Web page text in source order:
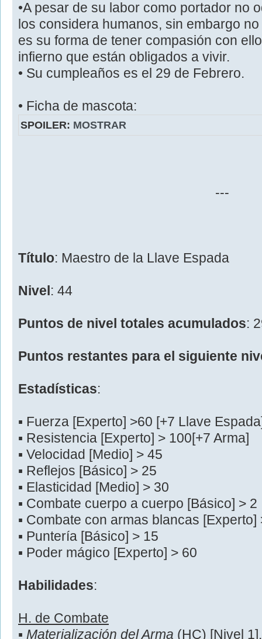
•A pesar de su labor como portador no
los considera humanos, sin embargo
es su forma de tener compasión con
infierno que están obligados a vivir.
• Su cumpleaños es el 29 de Febrero.
• Ficha de mascota:
SPOILER: MOSTRAR
---
Título: Maestro de la Llave Espada
Nivel : 44
Puntos de nivel totales acumulados:
Puntos restantes para el siguiente
Estadísticas:
▪ Fuerza [Experto] >60 [+7 Llave
▪ Resistencia [Experto] > 100[+7 Arma]
▪ Velocidad [Medio] > 45
▪ Reflejos [Básico] > 25
▪ Elasticidad [Medio] > 30
▪ Combate cuerpo a cuerpo [Básico] > 2
▪ Combate con armas blancas [Experto]
▪ Puntería [Básico] > 15
▪ Poder mágico [Experto] > 60
Habilidades:
H. de Combate
▪ Materialización del Arma (HC) [Nivel